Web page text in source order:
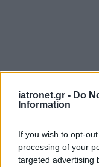
iatronet.gr - Do
Information
If you wish to opt-
processing of your
targeted advertising